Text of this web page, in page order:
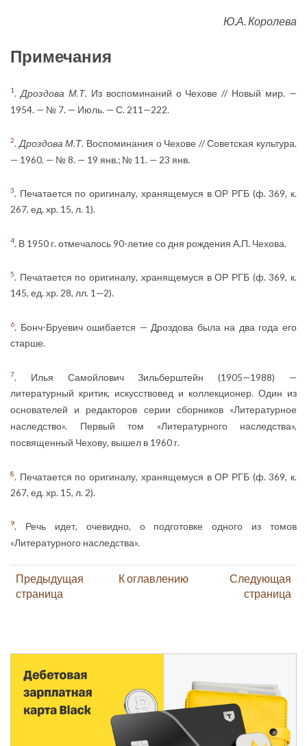
Ю.А. Королева
Примечания
1. Дроздова М.Т. Из воспоминаний о Чехове // Новый мир. —
1954. — № 7. — Июль. — С. 211—222.
2. Дроздова М.Т. Воспоминания о Чехове // Советская культура.
— 1960. — № 8. — 19 янв.; № 11. — 23 янв.
3. Печатается по оригиналу, хранящемуся в ОР РГБ (ф. 369, к.
267, ед. хр. 15, л. 1).
4. В 1950 г. отмечалось 90-летие со дня рождения А.П. Чехова.
5. Печатается по оригиналу, хранящемуся в ОР РГБ (ф. 369, к.
145, ед. хр. 28, лл. 1—2).
6. Бонч-Бруевич ошибается — Дроздова была на два года его
старше.
7
. Илья Самойлович Зильберштейн (1905—1988) —
литературный критик, искусствовед и коллекционер. Один из
основателей и редакторов серии сборников «Литературное
наследство». Первый том «Литературного наследства»,
посвященный Чехову, вышел в 1960 г.
8
. Печатается по оригиналу, хранящемуся в ОР РГБ (ф. 369, к.
267, ед. хр. 15, л. 2).
9. Речь идет, очевидно, о подготовке одного из томов
«Литературного наследства».
Предыдущая
страница
К оглавлению
Следующая
страница